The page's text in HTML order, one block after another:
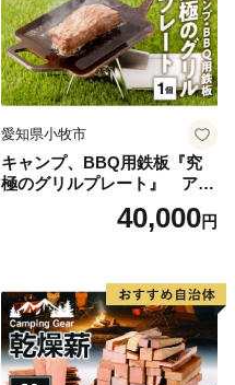
愛知県小牧市
キャンプ、BBQ用鉄板『究
極のグリルプレート』 アウ
トドア用品 レジャー キャン
プ バーベキュー BBQ 鉄板
40,000円